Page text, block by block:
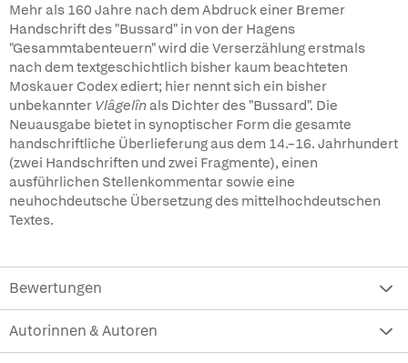
Mehr als 160 Jahre nach dem Abdruck einer Bremer
Handschrift des "Bussard" in von der Hagens
"Gesammtabenteuern" wird die Verserzählung erstmals
nach dem textgeschichtlich bisher kaum beachteten
Moskauer Codex ediert; hier nennt sich ein bisher
unbekannter Vlâgelîn als Dichter des "Bussard". Die
Neuausgabe bietet in synoptischer Form die gesamte
handschriftliche Überlieferung aus dem 14.–16. Jahrhundert
(zwei Handschriften und zwei Fragmente), einen
ausführlichen Stellenkommentar sowie eine
neuhochdeutsche Übersetzung des mittelhochdeutschen
Textes.
Bewertungen
Autorinnen & Autoren